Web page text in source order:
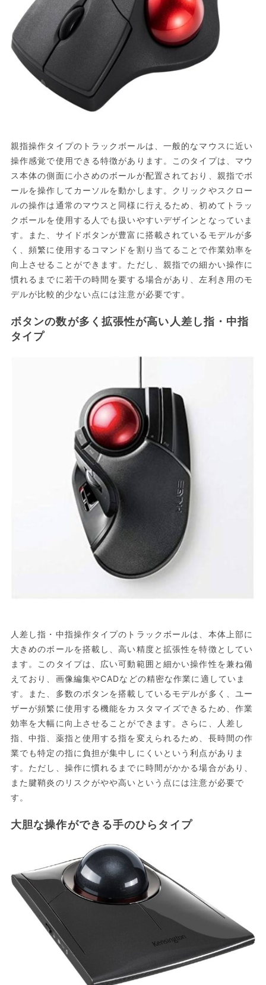
親指操作タイプのトラックボールは、一般的なマウスに近い
操作感覚で使用できる特徴があります。このタイプは、マウ
ス本体の側面に小さめのボールが配置されており、親指でボ
ールを操作してカーソルを動かします。クリックやスクロー
ルの操作は通常のマウスと同様に行えるため、初めてトラッ
クボールを使用する人でも扱いやすいデザインとなっていま
す。また、サイドボタンが豊富に搭載されているモデルが多
く、頻繁に使用するコマンドを割り当てることで作業効率を
向上させることができます。ただし、親指での細かい操作に
慣れるまでに若干の時間を要する場合があり、左利き用のモ
デルが比較的少ない点には注意が必要です。
ボタンの数が多く拡張性が高い人差し指・中指
タイプ
人差し指・中指操作タイプのトラックボールは、本体上部に
大きめのボールを搭載し、高い精度と拡張性を特徴としてい
ます。このタイプは、広い可動範囲と細かい操作性を兼ね備
えており、画像編集やCADなどの精密な作業に適していま
す。また、多数のボタンを搭載しているモデルが多く、ユー
ザーが頻繁に使用する機能をカスタマイズできるため、作業
効率を大幅に向上させることができます。さらに、人差し
指、中指、薬指と使用する指を変えられるため、長時間の作
業でも特定の指に負担が集中しにくいという利点がありま
す。ただし、操作に慣れるまでに時間がかかる場合があり、
また腱鞘炎のリスクがやや高いという点には注意が必要で
す。
大胆な操作ができる手のひらタイプ